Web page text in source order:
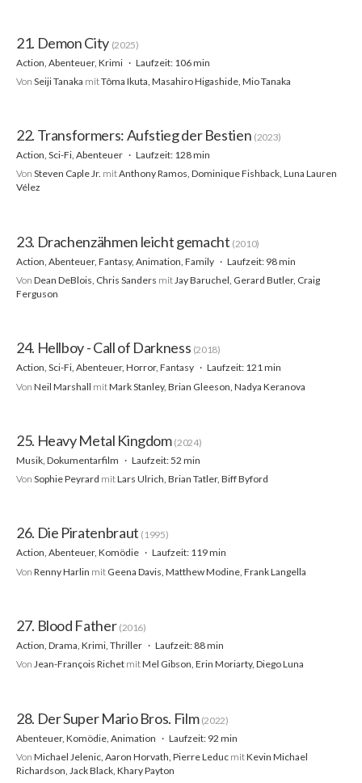
21. Demon City (2025)
Action, Abenteuer, Krimi
Laufzeit: 106 min
Von Seiji Tanaka mitTôma Ikuta, Masahiro Higashide, Mio Tanaka
22. Transformers: Aufstieg der Bestien (2023)
Action, Sci-Fi, Abenteuer
Laufzeit: 128 min
Von Steven Caple Jr. mitAnthony Ramos, Dominique Fishback, Luna Lauren
Vélez
23. Drachenzähmen leicht gemacht (2010)
Action, Abenteuer, Fantasy, Animation, Family
Laufzeit: 98 min
Von Dean DeBlois, Chris Sanders mit Jay Baruchel, Gerard Butler, Craig
Ferguson
24. Hellboy - Call of Darkness (2018)
Action, Sci-Fi, Abenteuer, Horror, Fantasy
Laufzeit: 121 min
Von Neil Marshall mitMark Stanley, Brian Gleeson, Nadya Keranova
25. Heavy Metal Kingdom (2024)
Musik, Dokumentarfilm
Laufzeit: 52 min
Von Sophie Peyrard mitLars Ulrich, Brian Tatler, Biff Byford
26. Die Piratenbraut (1995)
Action, Abenteuer, Komödie
Laufzeit: 119 min
Von Renny Harlin mit Geena Davis, Matthew Modine, Frank Langella
27. Blood Father (2016)
Action, Drama, Krimi, Thriller
Laufzeit: 88 min
Von Jean-François Richet mitMel Gibson, Erin Moriarty, Diego Luna
28. Der Super Mario Bros. Film (2022)
Abenteuer, Komödie, Animation
Laufzeit: 92 min
Von Michael Jelenic, Aaron Horvath, Pierre Leduc mitKevin Michael
Richardson, Jack Black, Khary Payton